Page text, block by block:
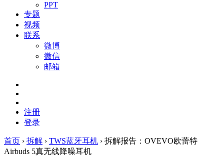
PPT
专题
视频
联系
微博
微信
邮箱
注册
登录
首页 › 拆解 › TWS蓝牙耳机 › 拆解报告：OVEVO欧蕾特
Airbuds 5真无线降噪耳机